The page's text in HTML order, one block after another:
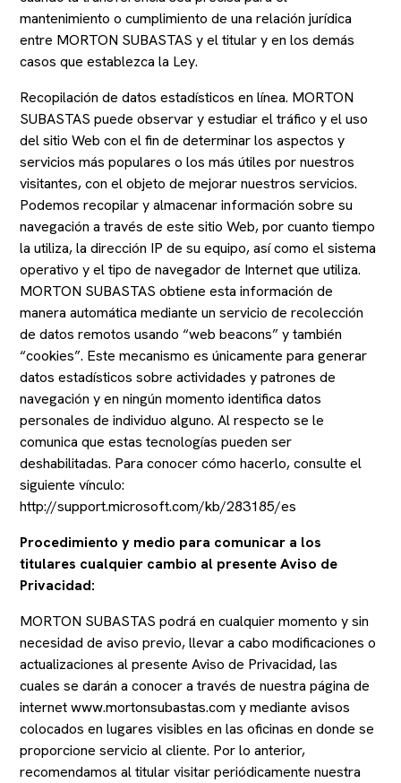
mantenimiento o cumplimiento de una relación jurídica
entre MORTON SUBASTAS y el titular y en los demás
casos que establezca la Ley.
Recopilación de datos estadísticos en línea. MORTON
SUBASTAS puede observar y estudiar el tráfico y el uso
del sitio Web con el fin de determinar los aspectos y
servicios más populares o los más útiles por nuestros
visitantes, con el objeto de mejorar nuestros servicios.
Podemos recopilar y almacenar información sobre su
navegación a través de este sitio Web, por cuanto tiempo
la utiliza, la dirección IP de su equipo, así como el sistema
operativo y el tipo de navegador de Internet que utiliza.
MORTON SUBASTAS obtiene esta información de
manera automática mediante un servicio de recolección
de datos remotos usando “web beacons” y también
“cookies”. Este mecanismo es únicamente para generar
datos estadísticos sobre actividades y patrones de
navegación y en ningún momento identifica datos
personales de individuo alguno. Al respecto se le
comunica que estas tecnologías pueden ser
deshabilitadas. Para conocer cómo hacerlo, consulte el
siguiente vínculo:
http://support.microsoft.com/kb/283185/es
Procedimiento y medio para comunicar a los
titulares cualquier cambio al presente Aviso de
Privacidad:
MORTON SUBASTAS podrá en cualquier momento y sin
necesidad de aviso previo, llevar a cabo modificaciones o
actualizaciones al presente Aviso de Privacidad, las
cuales se darán a conocer a través de nuestra página de
internet www.mortonsubastas.com y mediante avisos
colocados en lugares visibles en las oficinas en donde se
proporcione servicio al cliente. Por lo anterior,
recomendamos al titular visitar periódicamente nuestra